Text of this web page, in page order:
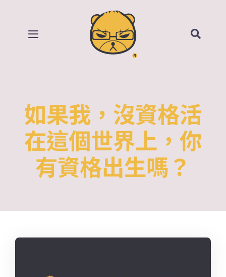
contentToggle
所有影片
賣場
如果我，沒資格活
在這個世界上，你
有資格出生嗎？